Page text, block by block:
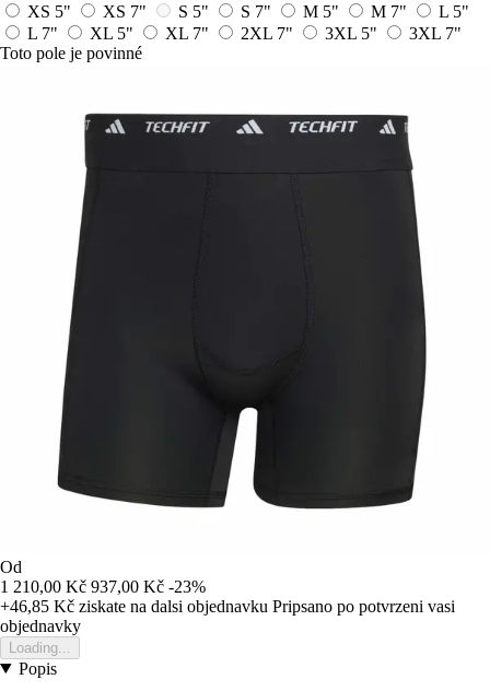
XS 5"
XS 7" S 5" S 7" M 5" M 7"
L 5"
L 7"
XL 5" XL 7" 2XL 7" 3XL 5"
3XL 7"
Toto pole je povinné
Od
1 210,00 Kč 937,00 Kč -23%
+46,85 Kč ziskate na dalsi objednavku Pripsano po potvrzeni vasi
objednavky
Loading...
Popis